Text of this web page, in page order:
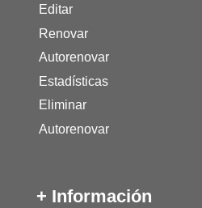
Editar
Renovar
Autorenovar
Estadísticas
Eliminar
Autorenovar
+ Información